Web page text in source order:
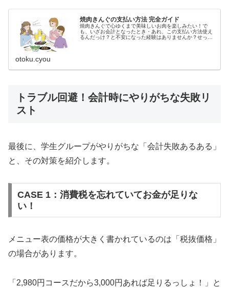
焼肉きんぐの支払い方法 完全ガイド
焼肉きんぐで心ゆくまで美味しいお肉を楽しみたい！で
も、いざお会計となったとき・あれ、この支払い方法使え
るんだっけ？と不安になった経験はありませんか？せっか
otoku.cyou
トラブル回避！会計時にやりがちな失敗リ
スト
最後に、学生グループがやりがちな「会計失敗あるある」
と、その対策を紹介します。
CASE 1：消費税を忘れていてお金が足りな
い！
メニュー表の価格が大きく書かれているのは「税抜価格」
の場合があります。
「2,980円コースだから3,000円あれば足りるっしょ！」と